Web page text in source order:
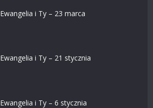
Ewangelia i Ty – 23 marca
Ewangelia i Ty – 21 stycznia
Ewangelia i Ty – 6 stycznia